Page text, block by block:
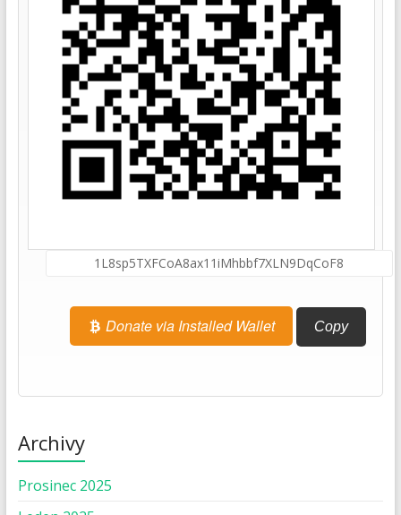
Donate via Installed Wallet Copy
Archivy
Prosinec 2025